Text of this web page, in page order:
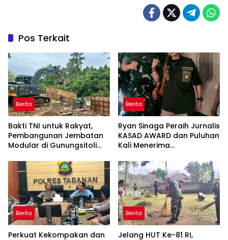
Pos Terkait
Berita
Bakti TNI untuk Rakyat,
Pembangunan Jembatan
Modular di Gunungsitoli
Abutmen
Berita
Ryan Sinaga Peraih Jurnalis
KASAD AWARD dan Puluhan
Kali Menerima
Media Aktif Publikasi
Kegiatan TNI
Berita
Perkuat Kekompakan dan
Berita
Jelang HUT Ke-81 RI,